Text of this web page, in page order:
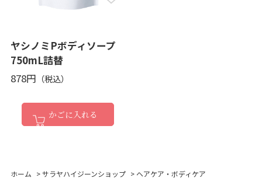
ヤシノミPボディソープ
750mL詰替
878円
かごに入れる
ホーム >サラヤハイジーンショップ > ヘアケア・ボディケア